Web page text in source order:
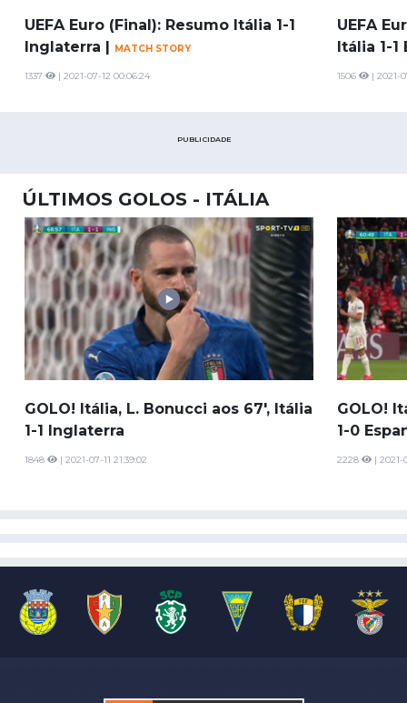
UEFA Euro (Final): Resumo Itália 1-1
Inglaterra |
MATCH STORY
1337 | 2021-07-12 00:06:24
UEFA
Itália 1-
1506 | 2021-
PUBLICIDADE
ÚLTIMOS GOLOS - ITÁLIA
GOLO! Itália, L. Bonucci aos 67', Itália
1-1 Inglaterra
1848 | 2021-07-11 21:39:02
GOLO!
1-0
2228 | 2021-